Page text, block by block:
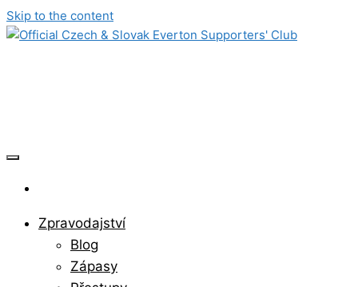
Skip to the content
Zpravodajství
Blog
Zápasy